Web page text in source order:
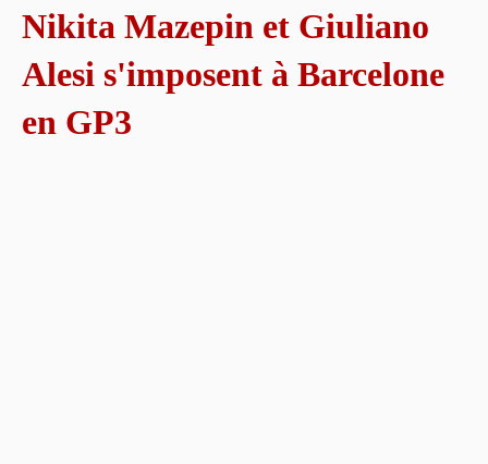
Nikita Mazepin et Giuliano
Alesi s'imposent à Barcelone
en GP3